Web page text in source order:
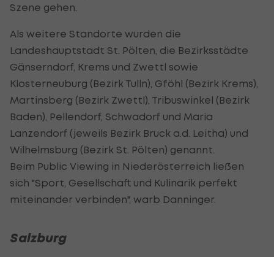
Szene gehen.
Als weitere Standorte wurden die
Landeshauptstadt St. Pölten, die Bezirksstädte
Gänserndorf, Krems und Zwettl sowie
Klosterneuburg (Bezirk Tulln), Gföhl (Bezirk Krems),
Martinsberg (Bezirk Zwettl), Tribuswinkel (Bezirk
Baden), Pellendorf, Schwadorf und Maria
Lanzendorf (jeweils Bezirk Bruck a.d. Leitha) und
Wilhelmsburg (Bezirk St. Pölten) genannt.
Beim Public Viewing in Niederösterreich ließen
sich "Sport, Gesellschaft und Kulinarik perfekt
miteinander verbinden", warb Danninger.
Salzburg